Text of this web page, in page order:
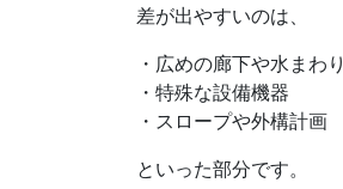
差が出やすいのは、
・広めの廊下や水まわり
・特殊な設備機器
・スロープや外構計画
といった部分です。